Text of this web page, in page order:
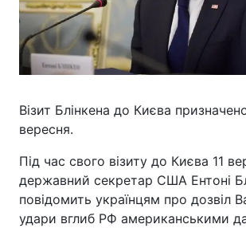
Візит Блінкена до Києва
вересня.
Під час свого візиту до Києва 11
державний секретар США Ентоні
повідомить українцям про дозвіл
удари вглиб РФ американськими